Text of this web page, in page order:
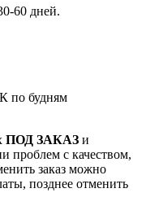
60 дней.
по будням
ПОД ЗАКАЗ и
проблем с качеством,
заказ можно
позднее отменить